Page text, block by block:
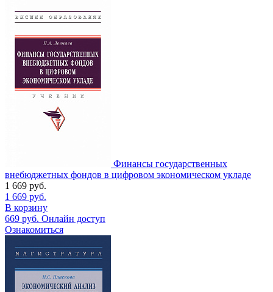
Финансы государственных
внебюджетных фондов в цифровом экономическом укладе
1 669 руб.
1 669 руб.
В корзину
669 руб. Онлайн доступ
Ознакомиться